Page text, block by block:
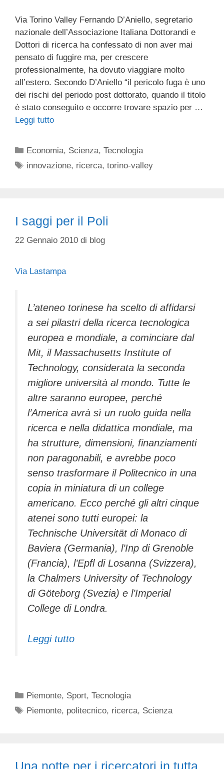
Via Torino Valley Fernando D’Aniello, segretario
nazionale dell’Associazione Italiana Dottorandi e
Dottori di ricerca ha confessato di non aver mai
pensato di fuggire ma, per crescere
professionalmente, ha dovuto viaggiare molto
all’estero. Secondo D’Aniello “il pericolo fuga è uno
dei rischi del periodo post dottorato, quando il titolo
è stato conseguito e occorre trovare spazio per …
Leggi tutto
Categorie
Economia, Scienza,Tecnologia
Tag
innovazione, ricerca,torino-valley
I saggi per il Poli
22 Gennaio 2010 di blog
Via Lastampa
L’ateneo torinese ha scelto di affidarsi
a sei pilastri della ricerca tecnologica
europea e mondiale, a cominciare dal
Mit, il Massachusetts Institute of
Technology, considerata la seconda
migliore università al mondo. Tutte le
altre saranno europee, perché
l’America avrà sì un ruolo guida nella
ricerca e nella didattica mondiale, ma
ha strutture, dimensioni, finanziamenti
non paragonabili, e avrebbe poco
senso trasformare il Politecnico in una
copia in miniatura di un college
americano. Ecco perché gli altri cinque
atenei sono tutti europei: la
Technische Universität di Monaco di
Baviera (Germania), l’Inp di Grenoble
(Francia), l’Epfl di Losanna (Svizzera),
la Chalmers University of Technology
di Göteborg (Svezia) e l’Imperial
College di Londra.
Leggi tutto
Categorie
Piemonte, Sport,Tecnologia
Tag
Piemonte, politecnico, ricerca, Scienza